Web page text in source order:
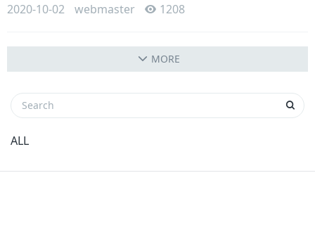
2020-10-02
webmaster 1208
MORE
ALL